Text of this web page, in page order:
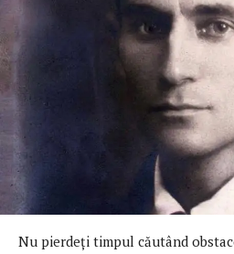
Nu pierdeţi timpul căutând